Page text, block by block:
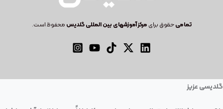
تمامیحقوق برای مرکز آموزشهای بین المللی گلدیس محفوظ است.
گلدیسی عزیز